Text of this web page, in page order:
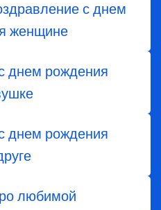
с днем
женщине
днем рождения
днем рождения
любимой